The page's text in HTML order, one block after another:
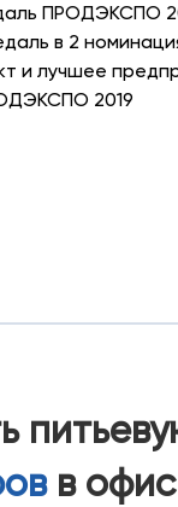
ПРОДЭКСПО
в 2
и лучшее
2019
в